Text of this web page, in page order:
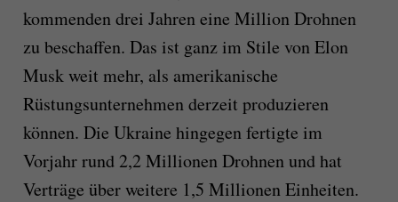
kommenden drei Jahren eine Million Drohnen
zu beschaffen. Das ist ganz im Stile von Elon
Musk weit mehr, als amerikanische
Rüstungsunternehmen derzeit produzieren
können. Die Ukraine hingegen fertigte im
Vorjahr rund 2,2 Millionen Drohnen und hat
Verträge über weitere 1,5 Millionen Einheiten.